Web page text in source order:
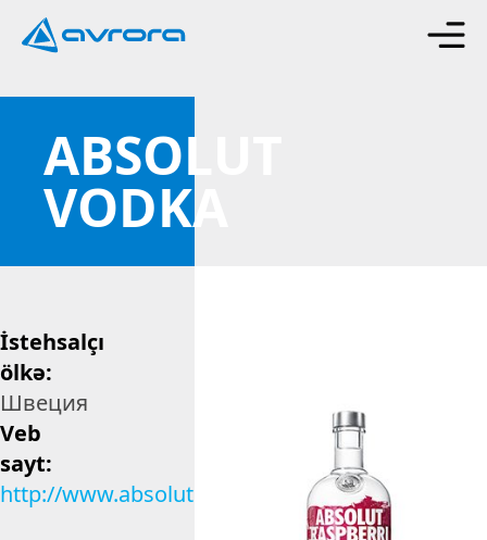
ABSOLUT
VODKA
İstehsalçı
ölkə:
Швеция
Veb
sayt:
http://www.absolut.com